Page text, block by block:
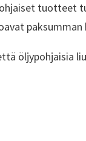
tuotteet
öljypohjaisia